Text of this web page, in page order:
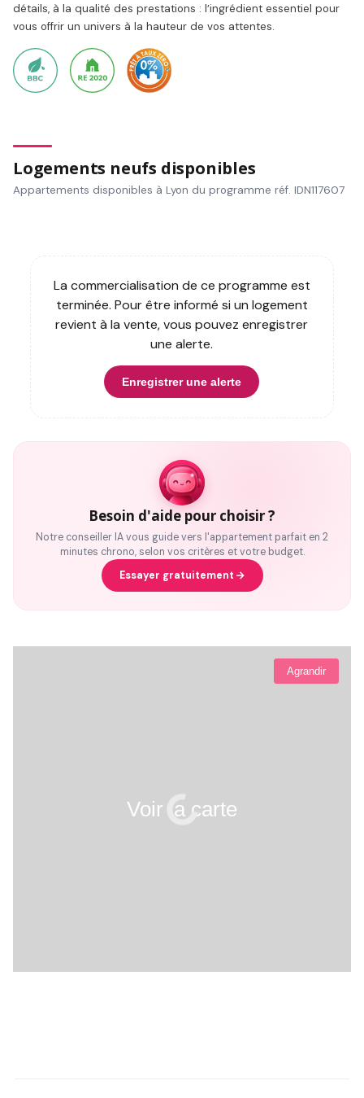
détails, à la qualité des prestations : l’ingrédient essentiel pour
vous offrir un univers à la hauteur de vos attentes.
Logements neufs disponibles
Appartements disponibles à Lyon du programme réf. IDN117607
La commercialisation de ce programme est
terminée. Pour être informé si un logement
revient à la vente, vous pouvez enregistrer
une alerte.
Enregistrer une alerte
Besoin d'aide pour choisir ?
Notre conseiller IA vous guide vers l'appartement parfait en 2
minutes chrono, selon vos critères et votre budget.
Essayer gratuitement
Voir la carte
Agrandir